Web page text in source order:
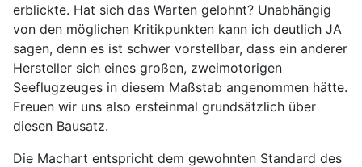
erblickte. Hat sich das Warten gelohnt? Unabhängig
von den möglichen Kritikpunkten kann ich deutlich JA
sagen, denn es ist schwer vorstellbar, dass ein anderer
Hersteller sich eines großen, zweimotorigen
Seeflugzeuges in diesem Maßstab angenommen hätte.
Freuen wir uns also ersteinmal grundsätzlich über
diesen Bausatz.
Die Machart entspricht dem gewohnten Standard des